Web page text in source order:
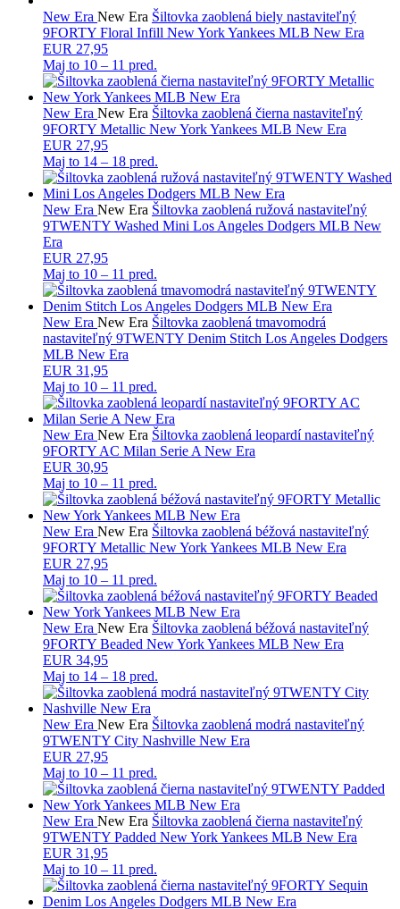
New Era New Era Šiltovka zaoblená biely nastaviteľný
9FORTY Floral Infill New York Yankees MLB New Era
EUR 27,95
Maj to 10 – 11 pred.
New Era New Era Šiltovka zaoblená čierna nastaviteľný
9FORTY Metallic New York Yankees MLB New Era
EUR 27,95
Maj to 14 – 18 pred.
New Era New Era Šiltovka zaoblená ružová nastaviteľný
9TWENTY Washed Mini Los Angeles Dodgers MLB New
Era
EUR 27,95
Maj to 10 – 11 pred.
New Era New Era Šiltovka zaoblená tmavomodrá
nastaviteľný 9TWENTY Denim Stitch Los Angeles Dodgers
MLB New Era
EUR 31,95
Maj to 10 – 11 pred.
New Era New Era Šiltovka zaoblená leopardí nastaviteľný
9FORTY AC Milan Serie A New Era
EUR 30,95
Maj to 10 – 11 pred.
New Era New Era Šiltovka zaoblená béžová nastaviteľný
9FORTY Metallic New York Yankees MLB New Era
EUR 27,95
Maj to 10 – 11 pred.
New Era New Era Šiltovka zaoblená béžová nastaviteľný
9FORTY Beaded New York Yankees MLB New Era
EUR 34,95
Maj to 14 – 18 pred.
New Era New Era Šiltovka zaoblená modrá nastaviteľný
9TWENTY City Nashville New Era
EUR 27,95
Maj to 10 – 11 pred.
New Era New Era Šiltovka zaoblená čierna nastaviteľný
9TWENTY Padded New York Yankees MLB New Era
EUR 31,95
Maj to 10 – 11 pred.